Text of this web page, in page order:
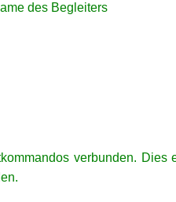
des Begleiters
verbunden.